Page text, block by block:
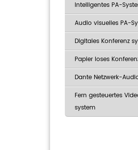
Intelligentes PA-
Audio visuelles PA-
Digitales Konferenz
Papier loses
Dante Netzwerk-
Fern gesteuertes
system